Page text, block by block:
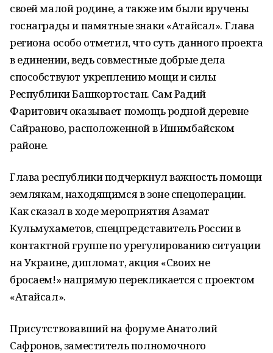
своей малой родине, а также им были вручены
госнаграды и памятные знаки «Атайсал». Глава
региона особо отметил, что суть данного проекта
в единении, ведь совместные добрые дела
способствуют укреплению мощи и силы
Республики Башкортостан. Сам Радий
Фаритович оказывает помощь родной деревне
Сайраново, расположенной в Ишимбайском
районе.
Глава республики подчеркнул важность помощи
землякам, находящимся в зоне спецоперации.
Как сказал в ходе мероприятия Азамат
Кульмухаметов, спецпредставитель России в
контактной группе по урегулированию ситуации
на Украине, дипломат, акция «Своих не
бросаем!» напрямую перекликается с проектом
«Атайсал».
Присутствовавший на форуме Анатолий
Сафронов, заместитель полномочного